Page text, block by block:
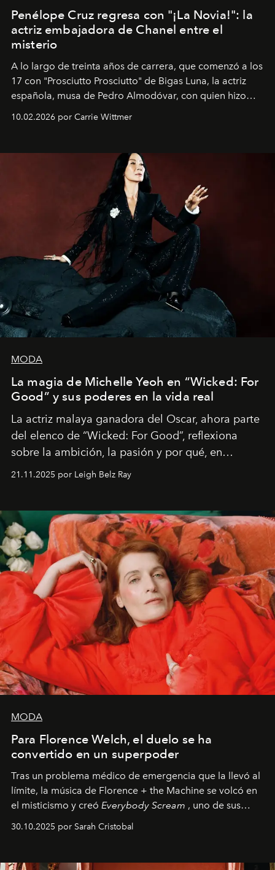
Penélope Cruz regresa con "¡La Novia!": la
actriz embajadora de Chanel entre el
misterio
A lo largo de treinta años de carrera, que comenzó a los
17 con "Prosciutto Prosciutto" de Bigas Luna, la actriz
española, musa de Pedro Almodóvar, con quien hizo
Barcelona", ha dividido su tiempo entre Europa y
dirigida por Maggie Gyllenhaal.
10.02.2026 por Carrie Wittmer
MODA
La magia de Michelle Yeoh en “Wicked: For
Good” y sus poderes en la vida real
La actriz malaya ganadora del Oscar, ahora parte
del elenco de “Wicked: For Good”, reflexiona
sobre la ambición, la pasión y por qué, en
ocasiones, la introspección puede esperar. “Es
importa si no lo entienden’”, confiesa.
21.11.2025 por Leigh Belz Ray
MODA
Para Florence Welch, el duelo se ha
convertido en un superpoder
Tras un problema médico de emergencia que la llevó al
límite, la música de Florence + the Machine se volcó en
el misticismo y creó Everybody Scream , uno de sus
álbumes más profundos hasta la fecha.
30.10.2025 por Sarah Cristobal